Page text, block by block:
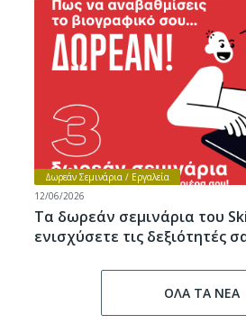
Δωρεάν Σεμινάρια / Εργαλεία
12/06/2026
Τα δωρεάν σεμινάρια του
ενισχύσετε τις δεξιότητές
ΟΛΑ ΤΑ ΝΕΑ